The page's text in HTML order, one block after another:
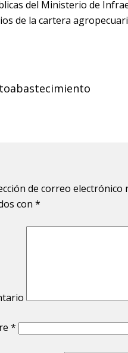
del Ministerio de
de la cartera
de correo electrónico
con *
*